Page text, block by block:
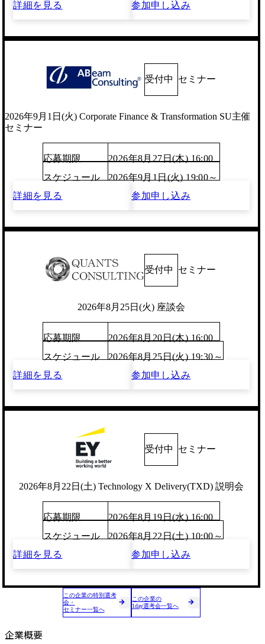
詳細を見る
参加申し込み
受付中 セミナー
2026年9月1日(火) Corporate Finance & Transformation SU主催
セミナー
応募期限
2026年8月27日(木) 16:00
スケジュール
2026年9月1日(火) 19:00～
詳細を見る
参加申し込み
受付中 セミナー
2026年8月25日(火) 座談会
応募期限
2026年8月20日(木) 16:00
スケジュール
2026年8月25日(火) 19:30～
詳細を見る
参加申し込み
受付中 セミナー
2026年8月22日(土) Technology X Delivery(TXD) 説明会
応募期限
2026年8月19日(水) 16:00
スケジュール
2026年8月22日(土) 10:00～
詳細を見る
参加申し込み
この企業の特別選考
会・
セミナー一覧へ
この企業の
1day選考会一覧へ
企業概要